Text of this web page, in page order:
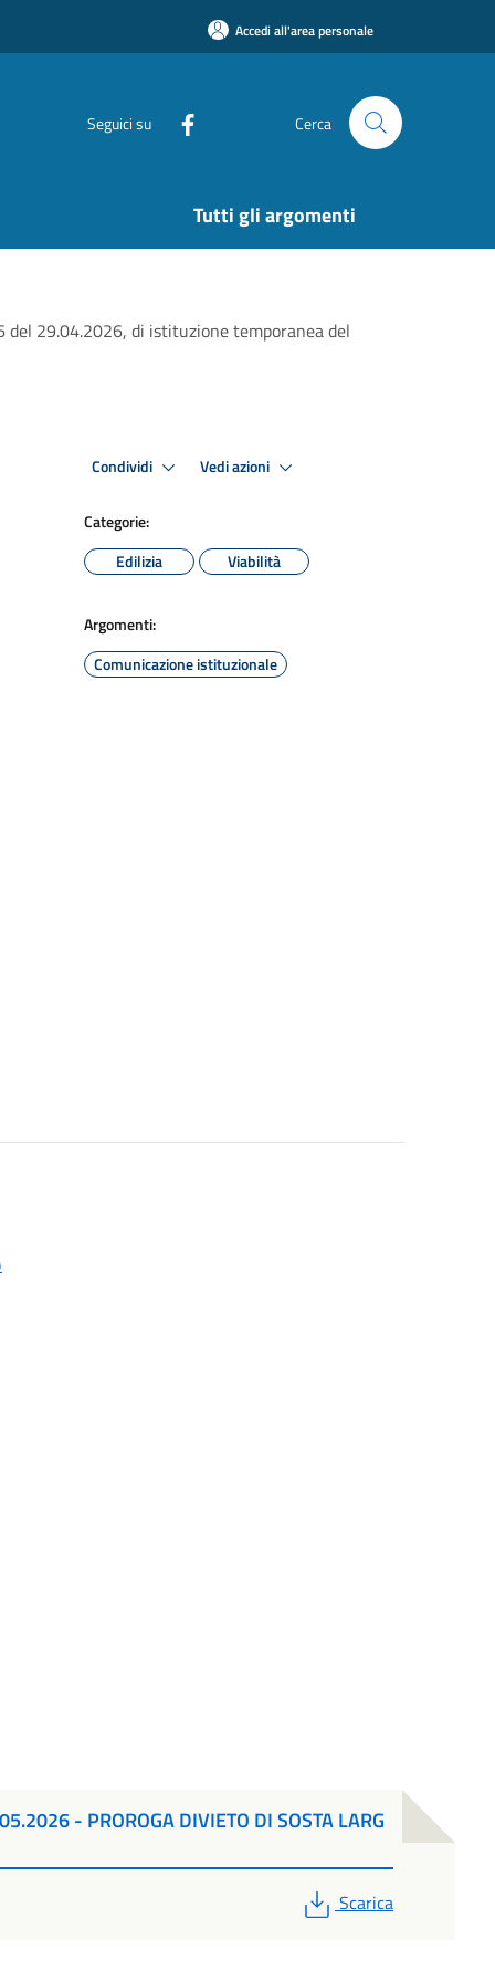
Accedi all'area personale
Seguici su Cerca
Tutti gli argomenti
del 29.04.2026, di istituzione temporanea del
Condividi Vedi azioni
Categorie:
Edilizia
Viabilità
Argomenti:
Comunicazione istituzionale
- PROROGA DIVIETO DI SOSTA LARG
PDF
Scarica